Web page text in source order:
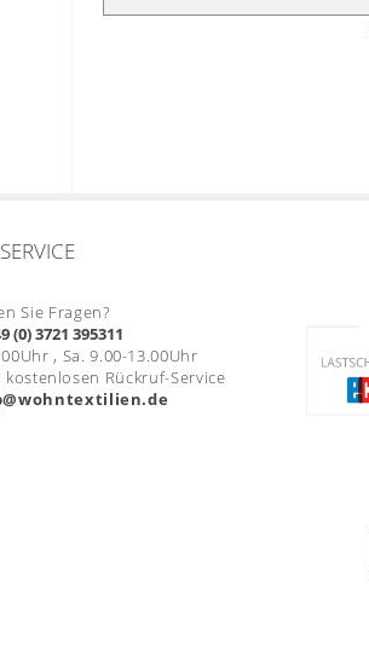
SERVICE
Sie Fragen?
(0) 3721 395311
, Sa. 9.00-13.00Uhr
Rückruf-Service